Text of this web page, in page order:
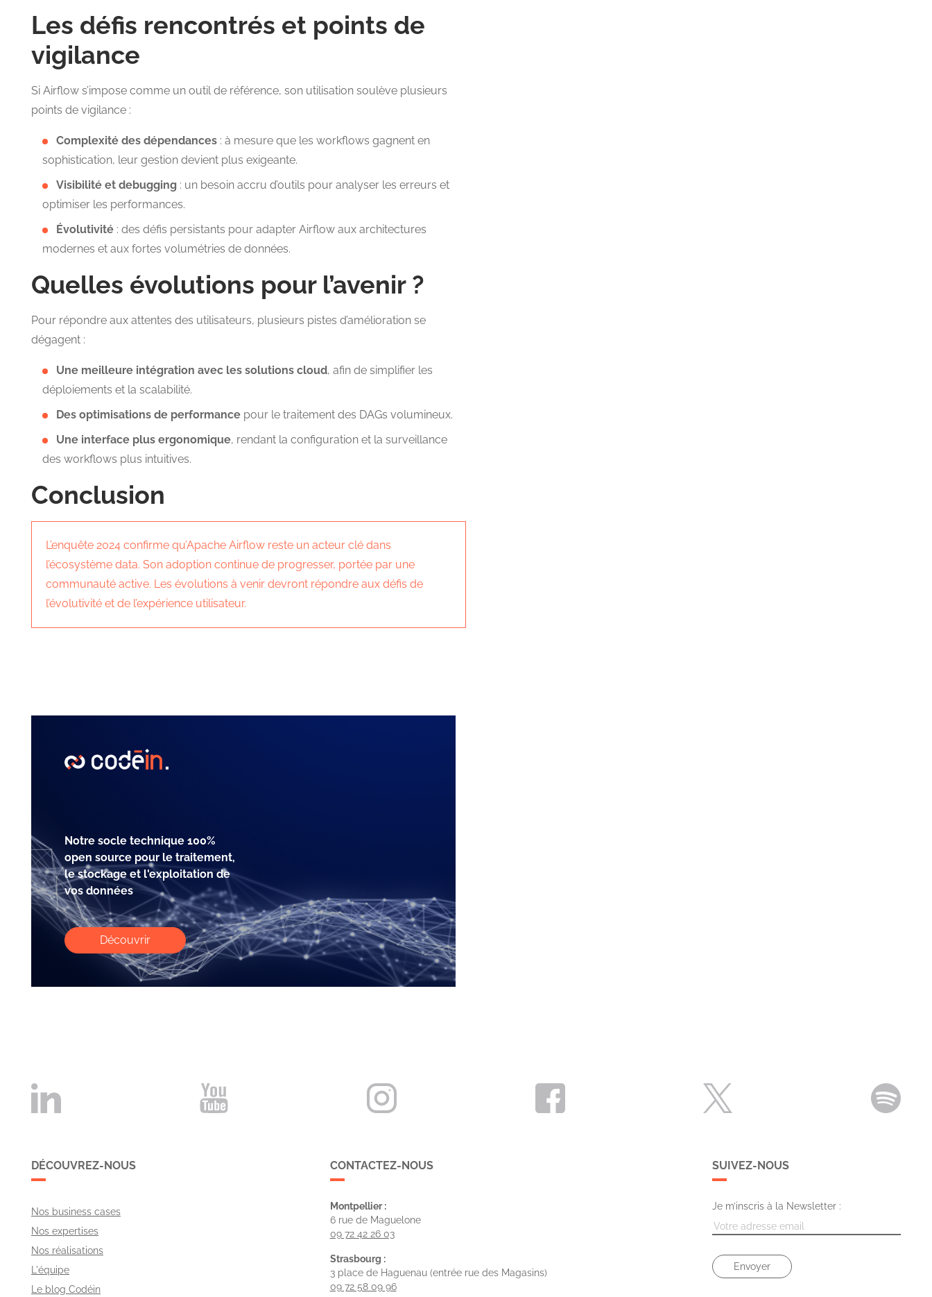
Les défis rencontrés et points de
vigilance
Si Airflow s’impose comme un outil de référence, son utilisation soulève plusieurs
points de vigilance :
Complexité des dépendances : à mesure que les workflows gagnent en
sophistication, leur gestion devient plus exigeante.
Visibilité et debugging : un besoin accru d’outils pour analyser les erreurs et
optimiser les performances.
Évolutivité : des défis persistants pour adapter Airflow aux architectures
modernes et aux fortes volumétries de données.
Quelles évolutions pour l’avenir ?
Pour répondre aux attentes des utilisateurs, plusieurs pistes d’amélioration se
dégagent :
Une meilleure intégration avec les solutions cloud, afin de simplifier les
déploiements et la scalabilité.
Des optimisations de performance pour le traitement des DAGs volumineux.
Une interface plus ergonomique, rendant la configuration et la surveillance
des workflows plus intuitives.
Conclusion
L’enquête 2024 confirme qu’Apache Airflow reste un acteur clé dans
l’écosystème data. Son adoption continue de progresser, portée par une
communauté active. Les évolutions à venir devront répondre aux défis de
l’évolutivité et de l’expérience utilisateur.
Notre socle technique 100%
open source pour le traitement,
le stockage et l'exploitation de
vos données
Découvrir
DÉCOUVREZ-NOUS
Nos business cases
Nos expertises
Nos réalisations
L'équipe
Le blog Codéin
CONTACTEZ-NOUS
Montpellier :
6 rue de Maguelone
09 72 42 26 03
Strasbourg :
3 place de Haguenau (entrée rue des Magasins)
09 72 58 09 96
SUIVEZ-NOUS
Je m’inscris à la Newsletter :